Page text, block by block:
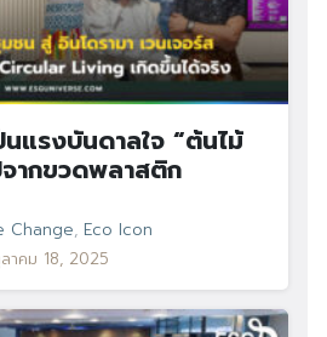
นแรงบันดาลใจ “ต้นไม้
ากขวดพลาสติก
Change, Eco Icon
าคม 18, 2025